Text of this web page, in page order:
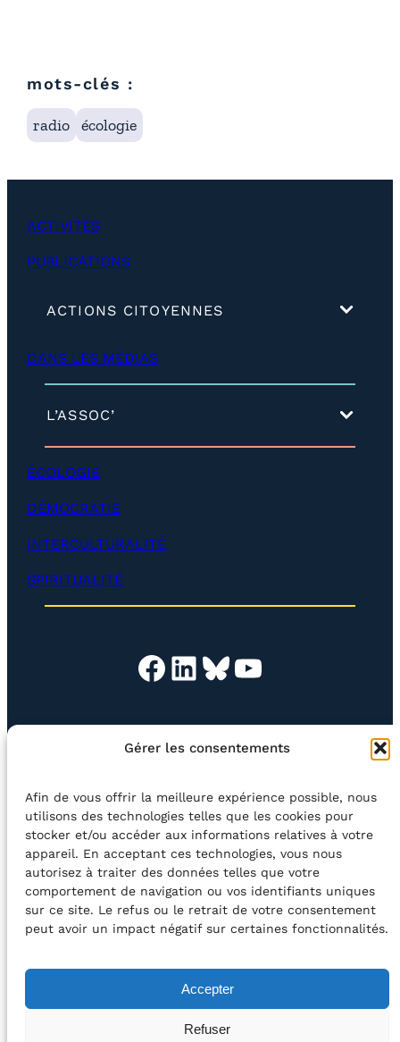
Gérer les consentements
Afin de vous offrir la meilleure expérience possible, nous
utilisons des technologies telles que les cookies pour
stocker et/ou accéder aux informations relatives à votre
appareil. En acceptant ces technologies, vous nous
autorisez à traiter des données telles que votre
comportement de navigation ou vos identifiants uniques
sur ce site. Le refus ou le retrait de votre consentement
peut avoir un impact négatif sur certaines fonctionnalités.
Accepter
Refuser
mots-clés :
radio écologie
ACTIVITÉS
PUBLICATIONS
ACTIONS CITOYENNES
p
DANS LES MÉDIAS
L’ASSOC’
é
l
o
p
e
r
)
ÉCOLOGIE
DÉMOCRATIE
INTERCULTURALITÉ
SPIRITUALITÉ
Facebook LinkedIn Bluesky YouTube
EN QUESTION BOUTIQUE NEWSLETTER
CONTACT
Rechercher
©2026 Centre Avec asblBE33 5230​ 8091​ 4546
avec le soutien de la Fédération Wallonie-Bruxelles
POLITIQUE DE CONFIDENTIALITÉ